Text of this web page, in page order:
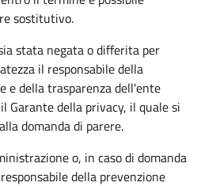
sostitutivo.
stata negata o differita per
il responsabile della
e della trasparenza dell'ente
Garante della privacy, il quale si
domanda di parere.
o, in caso di domanda
della prevenzione